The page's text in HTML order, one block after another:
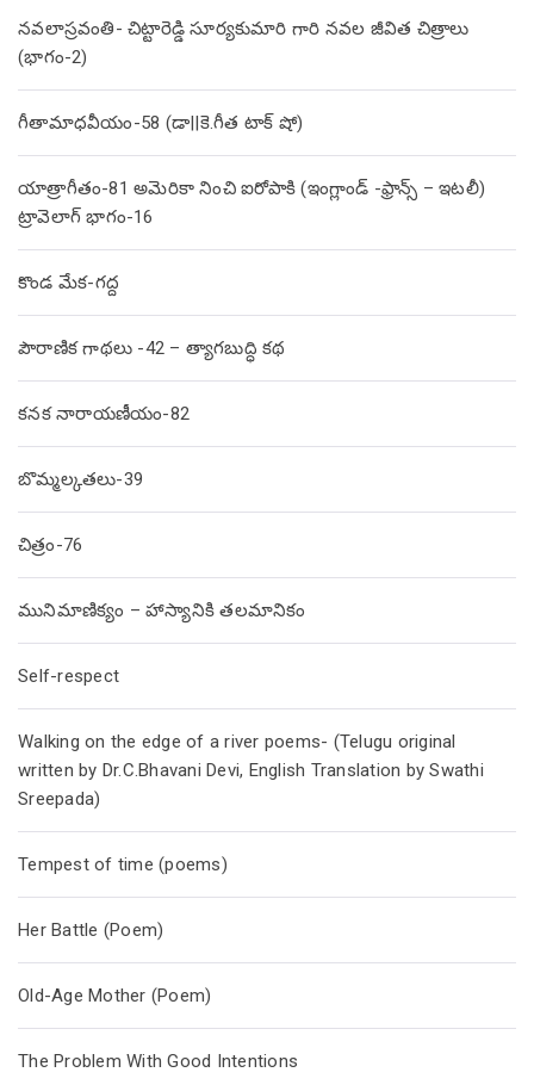
నవలాస్రవంతి- చిట్టారెడ్డి సూర్యకుమారి గారి నవల జీవిత చిత్రాలు
(భాగం-2)
గీతామాధవీయం-58 (డా||కె.గీత టాక్ షో)
యాత్రాగీతం-81 అమెరికా నించి ఐరోపాకి (ఇంగ్లాండ్ -ఫ్రాన్స్ – ఇటలీ)
ట్రావెలాగ్ భాగం-16
కొండ మేక-గద్ద
పౌరాణిక గాథలు -42 – త్యాగబుద్ధి కథ
కనక నారాయణీయం-82
బొమ్మల్కతలు-39
చిత్రం-76
మునిమాణిక్యం – హాస్యానికి తలమానికం
Self-respect
Walking on the edge of a river poems- (Telugu original
written by Dr.C.Bhavani Devi, English Translation by Swathi
Sreepada)
Tempest of time (poems)
Her Battle (Poem)
Old-Age Mother (Poem)
The Problem With Good Intentions